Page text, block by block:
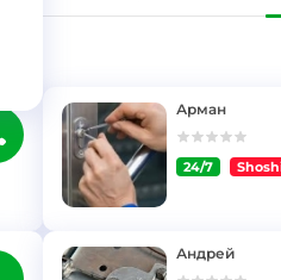
Арман
24/7
Андрей